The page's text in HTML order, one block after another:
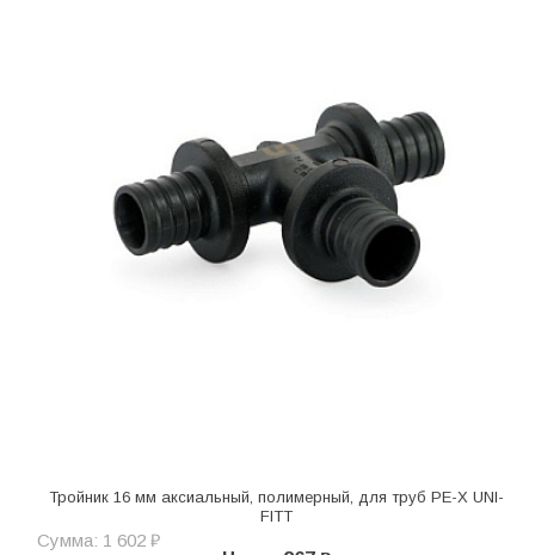
Тройник 16 мм аксиальный, полимерный, для труб PE-X UNI-
FITT
Сумма: 1 602 ₽